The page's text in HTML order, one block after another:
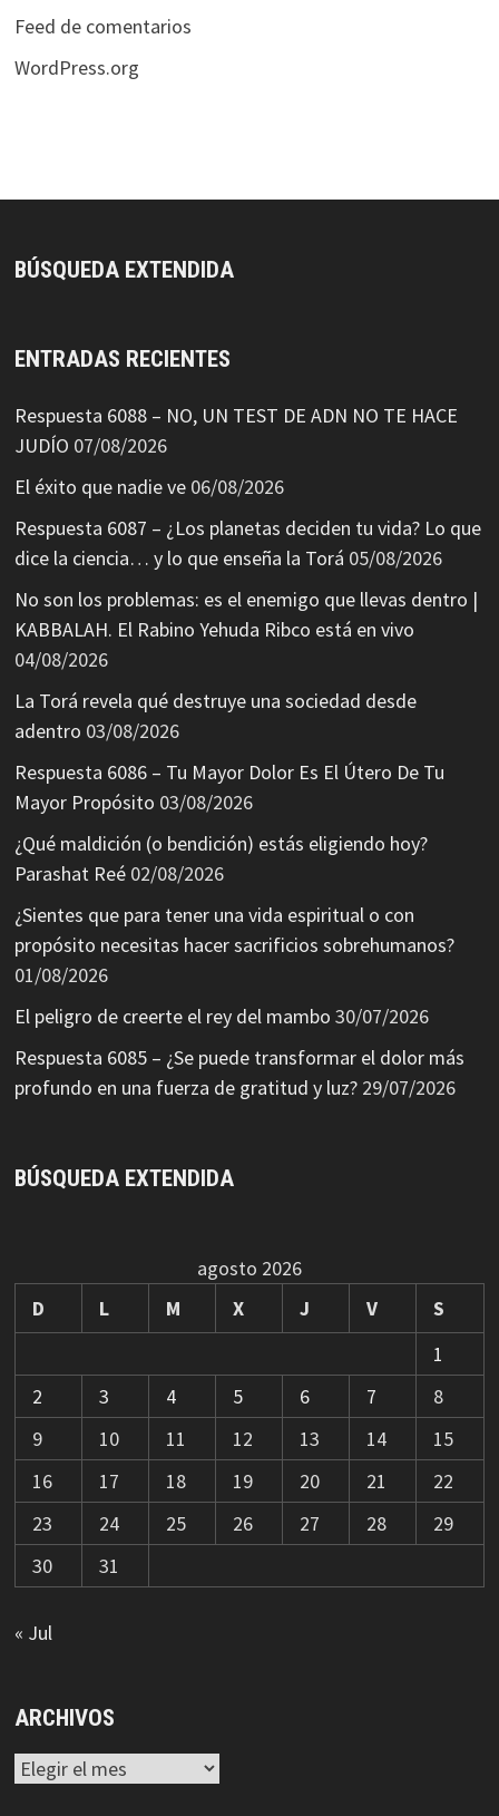
Feed de comentarios
WordPress.org
BÚSQUEDA EXTENDIDA
ENTRADAS RECIENTES
Respuesta 6088 – NO, UN TEST DE ADN NO TE HACE
JUDÍO 07/08/2026
El éxito que nadie ve 06/08/2026
Respuesta 6087 – ¿Los planetas deciden tu vida? Lo que
dice la ciencia… y lo que enseña la Torá 05/08/2026
No son los problemas: es el enemigo que llevas dentro |
KABBALAH. El Rabino Yehuda Ribco está en vivo
04/08/2026
La Torá revela qué destruye una sociedad desde
adentro 03/08/2026
Respuesta 6086 – Tu Mayor Dolor Es El Útero De Tu
Mayor Propósito 03/08/2026
¿Qué maldición (o bendición) estás eligiendo hoy?
Parashat Reé 02/08/2026
¿Sientes que para tener una vida espiritual o con
propósito necesitas hacer sacrificios sobrehumanos?
01/08/2026
El peligro de creerte el rey del mambo 30/07/2026
Respuesta 6085 – ¿Se puede transformar el dolor más
profundo en una fuerza de gratitud y luz? 29/07/2026
BÚSQUEDA EXTENDIDA
agosto 2026
D
L M X J V
S
1
2
3 4 5 6 7
8
9
10 11 12 13 14
15
16
17 18 19 20 21
22
23
24 25 26 27 28
29
30
31
« Jul
ARCHIVOS
Archivos